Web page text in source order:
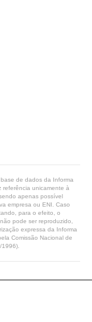
de dados da Informa
unicamente à
apenas possível
empresa ou ENI. Caso
para o efeito, o
pode ser reproduzido,
expressa da Informa
Comissão Nacional de